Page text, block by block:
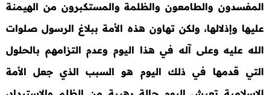
المفسدون والطامعون والظلمة والمستكبرون من الهيمنة
عليها وإذلالها، ولكن تهاون هذه الأمة ببلاغ الرسول صلوات
الله عليه وعلى آله في هذا اليوم وعدم التزامهم بالحلول
التي قدمها في ذلك اليوم هو السبب الذي جعل الأمة